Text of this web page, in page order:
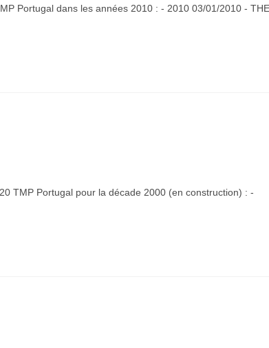
Portugal dans les années 2010 : - 2010 03/01/2010 - THE
TMP Portugal pour la décade 2000 (en construction) : -